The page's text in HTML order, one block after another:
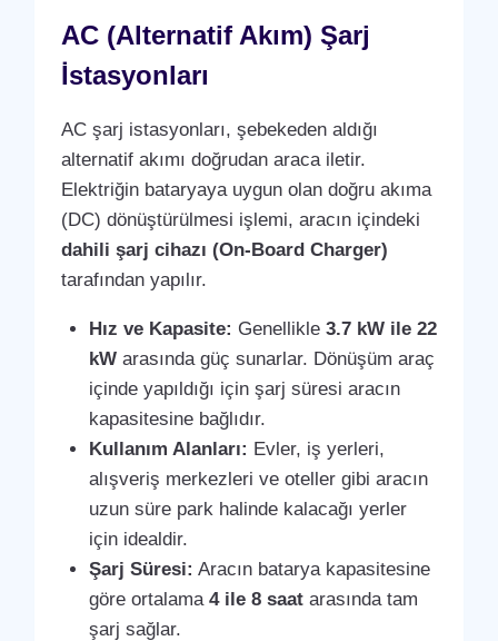
AC (Alternatif Akım) Şarj
İstasyonları
AC şarj istasyonları, şebekeden aldığı
alternatif akımı doğrudan araca iletir.
Elektriğin bataryaya uygun olan doğru akıma
(DC) dönüştürülmesi işlemi, aracın içindeki
dahili şarj cihazı (On-Board Charger)
tarafından yapılır.
Hız ve Kapasite: Genellikle3.7 kW ile 22
kW arasında güç sunarlar. Dönüşüm araç
içinde yapıldığı için şarj süresi aracın
kapasitesine bağlıdır.
Kullanım Alanları: Evler, iş yerleri,
alışveriş merkezleri ve oteller gibi aracın
uzun süre park halinde kalacağı yerler
için idealdir.
Şarj Süresi: Aracın batarya kapasitesine
göre ortalama4 ile 8 saat arasında tam
şarj sağlar.